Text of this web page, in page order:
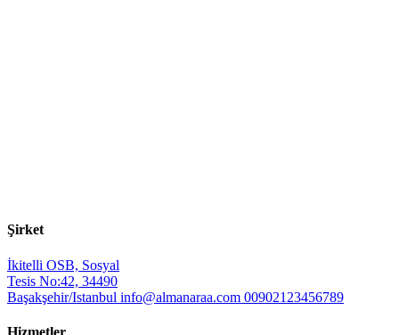
Şirket
İkitelli OSB, Sosyal
Tesis No:42, 34490
Başakşehir/Istanbul info@almanaraa.com 00902123456789
Hizmetler